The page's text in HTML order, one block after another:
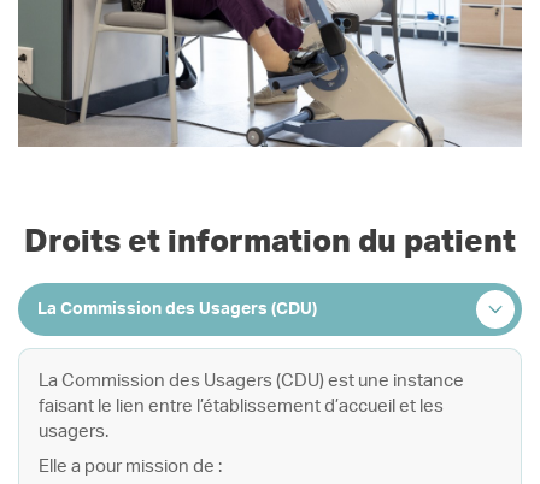
Droits et information du patient
La Commission des Usagers (CDU) est une instance
faisant le lien entre l’établissement d’accueil et les
usagers.
Elle a pour mission de :